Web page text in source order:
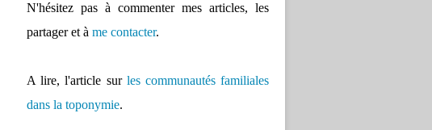
N'hésitez pas à commenter mes articles, les
partager et à me contacter.
A lire, l'article sur les communautés familiales
dans la toponymie.